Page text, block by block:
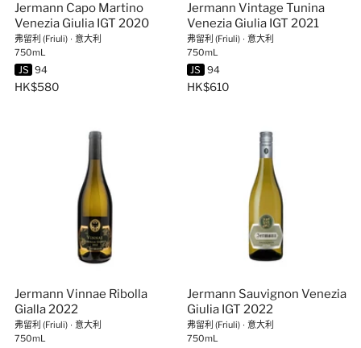
Jermann Capo Martino
Venezia Giulia IGT 2020
弗留利 (Friuli) ∙ 意大利
750mL
JS 94
HK$580
Jermann Vintage Tunina
Venezia Giulia IGT 2021
弗留利 (Friuli) ∙ 意大利
750mL
JS 94
HK$610
Jermann Vinnae Ribolla
Gialla 2022
弗留利 (Friuli) ∙ 意大利
750mL
Jermann Sauvignon Venezia
Giulia IGT 2022
弗留利 (Friuli) ∙ 意大利
750mL